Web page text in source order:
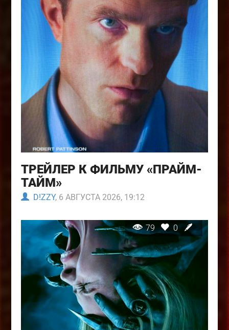
ТРЕЙЛЕР К ФИЛЬМУ «ПРАЙМ-
ТАЙМ»
D!ZZY, 6 АВГУСТА 2026, 19:12
79 0